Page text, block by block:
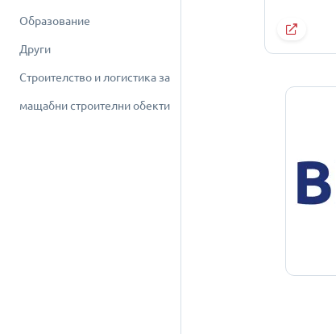
Образование
Други
Строителство и логистика за
мащабни строителни обекти